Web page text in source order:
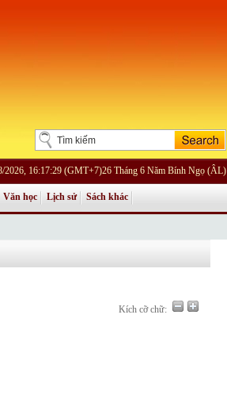
2026, 16:17:29 (GMT+7)26 Tháng 6 Năm Bính Ngọ (ÂL)
Văn học Lịch sử Sách khác
Kích cỡ chữ: